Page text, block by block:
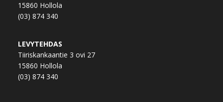
15860 Hollola
(03) 874 340
LEVYTEHDAS
Tiiriskankaantie 3 ovi 27
15860 Hollola
(03) 874 340